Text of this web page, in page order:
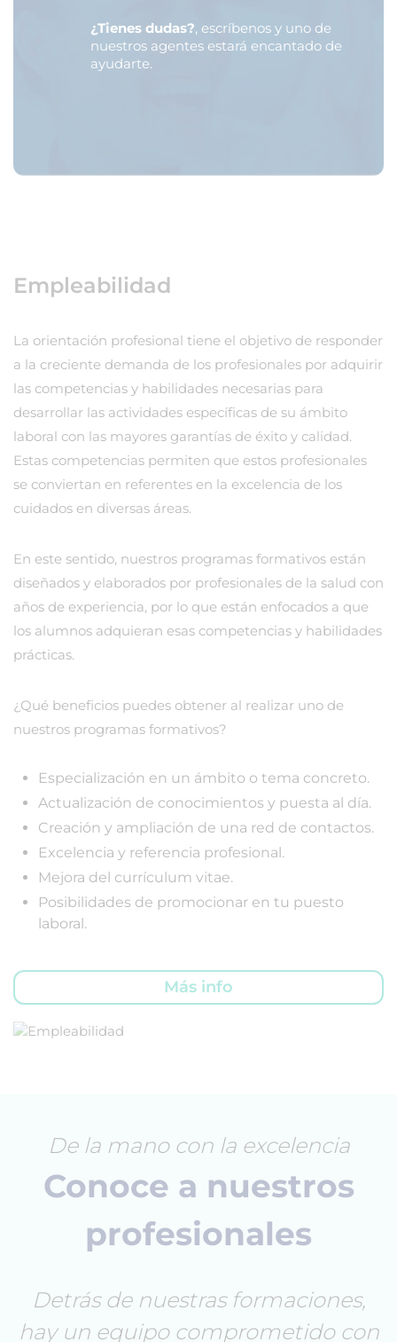
¿Tienes dudas?, escríbenos y uno de
nuestros agentes estará encantado de
ayudarte.
Empleabilidad
La orientación profesional tiene el objetivo de responder
a la creciente demanda de los profesionales por adquirir
las competencias y habilidades necesarias para
desarrollar las actividades específicas de su ámbito
laboral con las mayores garantías de éxito y calidad.
Estas competencias permiten que estos profesionales
se conviertan en referentes en la excelencia de los
cuidados en diversas áreas.
En este sentido, nuestros programas formativos están
diseñados y elaborados por profesionales de la salud con
años de experiencia, por lo que están enfocados a que
los alumnos adquieran esas competencias y habilidades
prácticas.
¿Qué beneficios puedes obtener al realizar uno de
nuestros programas formativos?
Especialización en un ámbito o tema concreto.
Actualización de conocimientos y puesta al día.
Creación y ampliación de una red de contactos.
Excelencia y referencia profesional.
Mejora del currículum vitae.
Posibilidades de promocionar en tu puesto
laboral.
Más info
De la mano con la excelencia
Conoce a nuestros
profesionales
Detrás de nuestras formaciones,
hay un equipo comprometido con